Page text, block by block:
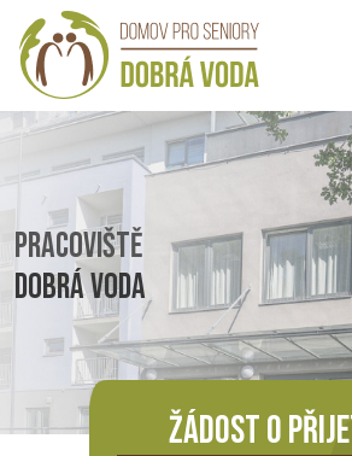
PRACOVIŠTĚ
DOBRÁ VODA
ŽÁDOST O